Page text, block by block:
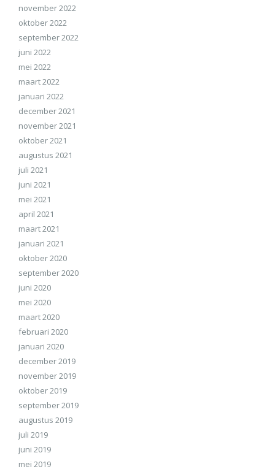
november 2022
oktober 2022
september 2022
juni 2022
mei 2022
maart 2022
januari 2022
december 2021
november 2021
oktober 2021
augustus 2021
juli 2021
juni 2021
mei 2021
april 2021
maart 2021
januari 2021
oktober 2020
september 2020
juni 2020
mei 2020
maart 2020
februari 2020
januari 2020
december 2019
november 2019
oktober 2019
september 2019
augustus 2019
juli 2019
juni 2019
mei 2019